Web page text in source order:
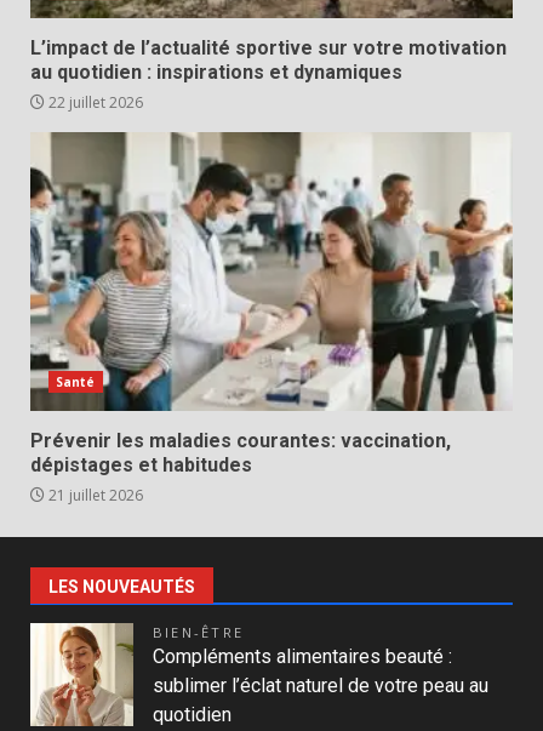
L’impact de l’actualité sportive sur votre motivation
au quotidien : inspirations et dynamiques
22 juillet 2026
Santé
Prévenir les maladies courantes: vaccination,
dépistages et habitudes
21 juillet 2026
LES NOUVEAUTÉS
BIEN-ÊTRE
Compléments alimentaires beauté :
sublimer l’éclat naturel de votre peau au
quotidien